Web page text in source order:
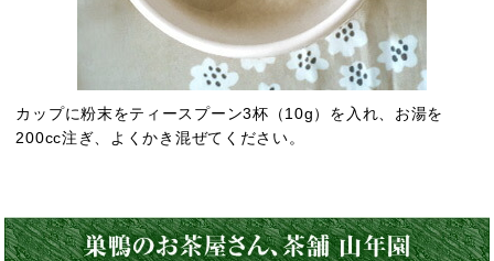
カップに粉末をティースプーン3杯（10g）を入れ、お湯を
200cc注ぎ、よくかき混ぜてください。